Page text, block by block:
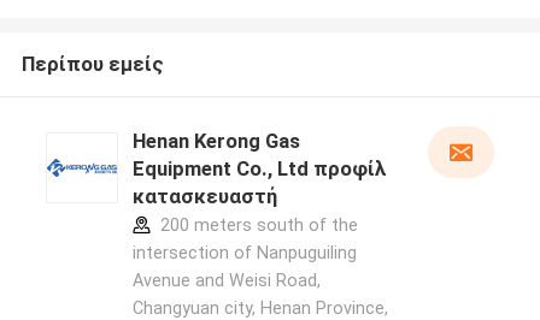
Περίπου εμείς
Henan Kerong Gas
Equipment Co., Ltd προφίλ
κατασκευαστή
200 meters south of the
intersection of Nanpuguiling
Avenue and Weisi Road,
Changyuan city, Henan Province,